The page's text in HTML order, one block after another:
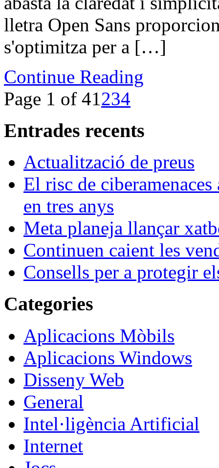
lletra Open Sans
s'optimitza per a […]
Continue Reading
Page 1 of 41234
Entrades recents
Actualització de preus
El risc de
en tres anys
Meta planeja llançar
Continuen caient les
Consells per a protegir
Categories
Aplicacions Mòbils
Aplicacions Windows
Disseny Web
General
Intel·ligència Artificial
Internet